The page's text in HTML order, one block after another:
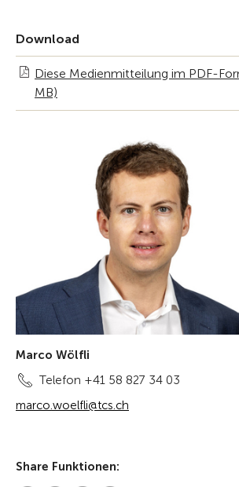
Download
Diese Medienmitteilung im PDF-
MB)
Marco Wölfli
Telefon +41 58 827 34 03
marco.woelfli@tcs.ch
Share Funktionen: